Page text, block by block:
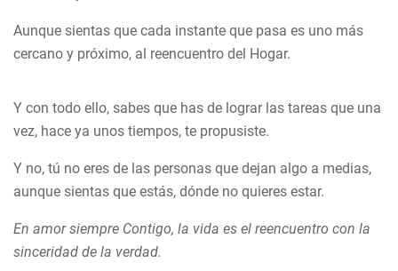
Aunque sientas que cada instante que pasa es uno más
cercano y próximo, al reencuentro del Hogar.
Y con todo ello, sabes que has de lograr las tareas que una
vez, hace ya unos tiempos, te propusiste.
Y no, tú no eres de las personas que dejan algo a medias,
aunque sientas que estás, dónde no quieres estar.
En amor siempre Contigo, la vida es el reencuentro con la
sinceridad de la verdad.